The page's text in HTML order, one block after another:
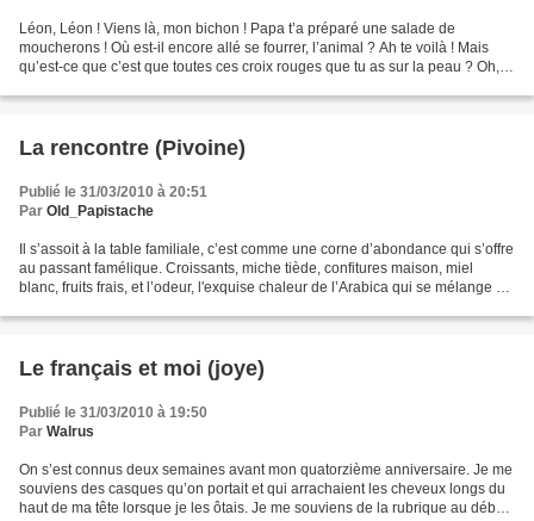
Léon, Léon ! Viens là, mon bichon ! Papa t’a préparé une salade de
moucherons ! Où est-il encore allé se fourrer, l’animal ? Ah te voilà ! Mais
qu’est-ce que c’est que toutes ces croix rouges que tu as sur la peau ? Oh,
La rencontre (Pivoine)
Publié le 31/03/2010 à 20:51
Par Old_Papistache
Il s’assoit à la table familiale, c’est comme une corne d’abondance qui s’offre
au passant famélique. Croissants, miche tiède, confitures maison, miel
blanc, fruits frais, et l’odeur, l'exquise chaleur de l’Arabica qui se mélange au
Publié le 31/03/2010 à 19:50
Par Walrus
On s’est connus deux semaines avant mon quatorzième anniversaire. Je me
souviens des casques qu’on portait et qui arrachaient les cheveux longs du
haut de ma tête lorsque je les ôtais. Je me souviens de la rubrique au début